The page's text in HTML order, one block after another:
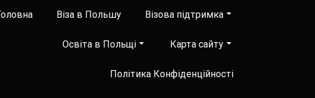
Віза в Польшу Візова підтримка
Освіта в Польщі Карта сайту
Політика Конфіденційності